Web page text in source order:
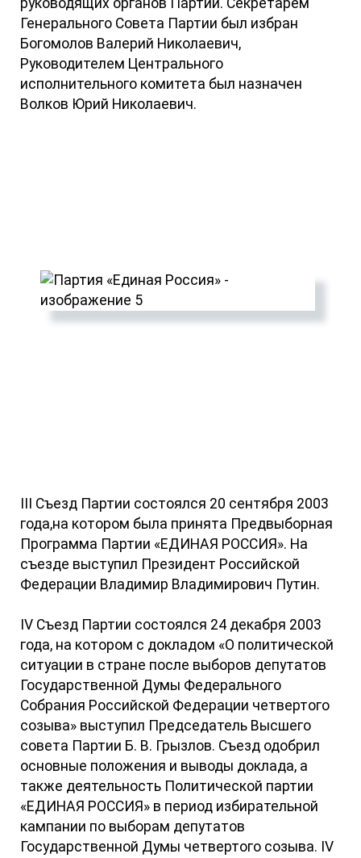
руководящих органов Партии. Секретарем
Генерального Совета Партии был избран
Богомолов Валерий Николаевич,
Руководителем Центрального
исполнительного комитета был назначен
Волков Юрий Николаевич.
III Съезд Партии состоялся 20 сентября 2003
года,на котором была принята Предвыборная
Программа Партии «ЕДИНАЯ РОССИЯ». На
съезде выступил Президент Российской
Федерации Владимир Владимирович Путин.
IV Съезд Партии состоялся 24 декабря 2003
года, на котором с докладом «О политической
ситуации в стране после выборов депутатов
Государственной Думы Федерального
Собрания Российской Федерации четвертого
созыва» выступил Председатель Высшего
совета Партии Б. В. Грызлов. Съезд одобрил
основные положения и выводы доклада, а
также деятельность Политической партии
«ЕДИНАЯ РОССИЯ» в период избирательной
кампании по выборам депутатов
Государственной Думы четвертого созыва. IV